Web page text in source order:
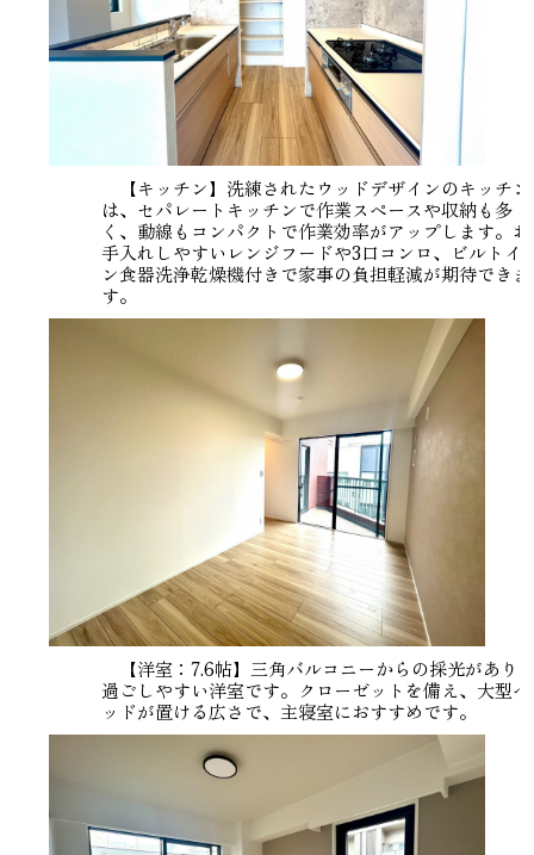
【キッチン】洗練されたウッドデザインのキッチン
は、セパレートキッチンで作業スペースや収納も多
く、動線もコンパクトで作業効率がアップします。お
手入れしやすいレンジフードや3口コンロ、ビルトイ
ン食器洗浄乾燥機付きで家事の負担軽減が期待できま
す。
【洋室：7.6帖】三角バルコニーからの採光があり
過ごしやすい洋室です。クローゼットを備え、大型ベ
ッドが置ける広さで、主寝室におすすめです。